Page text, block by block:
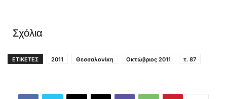
Σχόλια
ΕΤΙΚΕΤΕΣ 2011 Θεσσαλονίκη Οκτώβριος 2011 τ. 87